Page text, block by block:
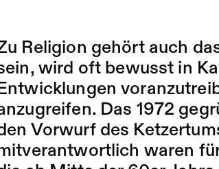
Religion gehört auch
wird oft bewusst in
Entwicklungen
Das 1972
Vorwurf des
waren